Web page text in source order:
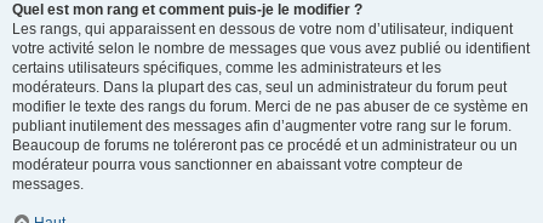
Quel est mon rang et comment puis-je le modifier ?
Les rangs, qui apparaissent en dessous de votre nom d’utilisateur, indiquent
votre activité selon le nombre de messages que vous avez publié ou identifient
certains utilisateurs spécifiques, comme les administrateurs et les
modérateurs. Dans la plupart des cas, seul un administrateur du forum peut
modifier le texte des rangs du forum. Merci de ne pas abuser de ce système en
publiant inutilement des messages afin d’augmenter votre rang sur le forum.
Beaucoup de forums ne toléreront pas ce procédé et un administrateur ou un
modérateur pourra vous sanctionner en abaissant votre compteur de
messages.